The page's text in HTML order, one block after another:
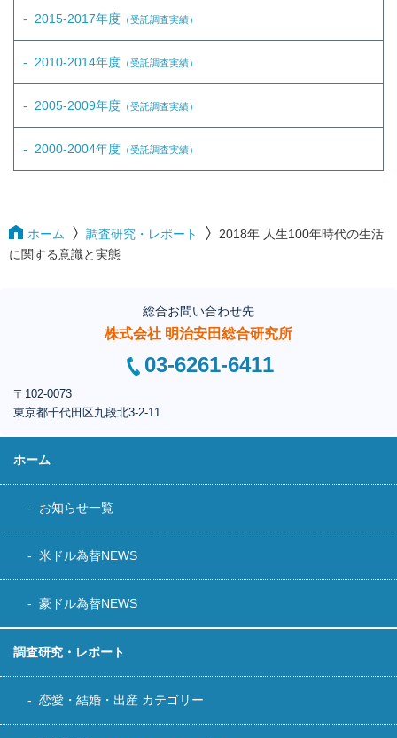
2015-2017年度 （受託調査実績）
2010-2014年度 （受託調査実績）
2005-2009年度 （受託調査実績）
2000-2004年度 （受託調査実績）
ホーム 調査研究・レポート
2018年 人生100年時代の生活
に関する意識と実態
総合お問い合わせ先
株式会社 明治安田総合研究所
03-6261-6411
〒102-0073
東京都千代田区九段北3-2-11
ホーム
お知らせ一覧
米ドル為替NEWS
豪ドル為替NEWS
調査研究・レポート
恋愛・結婚・出産 カテゴリー